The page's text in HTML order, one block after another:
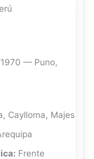
1970 — Puno,
Caylloma, Majes
Frente